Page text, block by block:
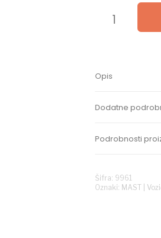
MAST dodatna
Opis
Dodatne
Podrobnosti
Šifra: 9961
Oznaki: MAST|